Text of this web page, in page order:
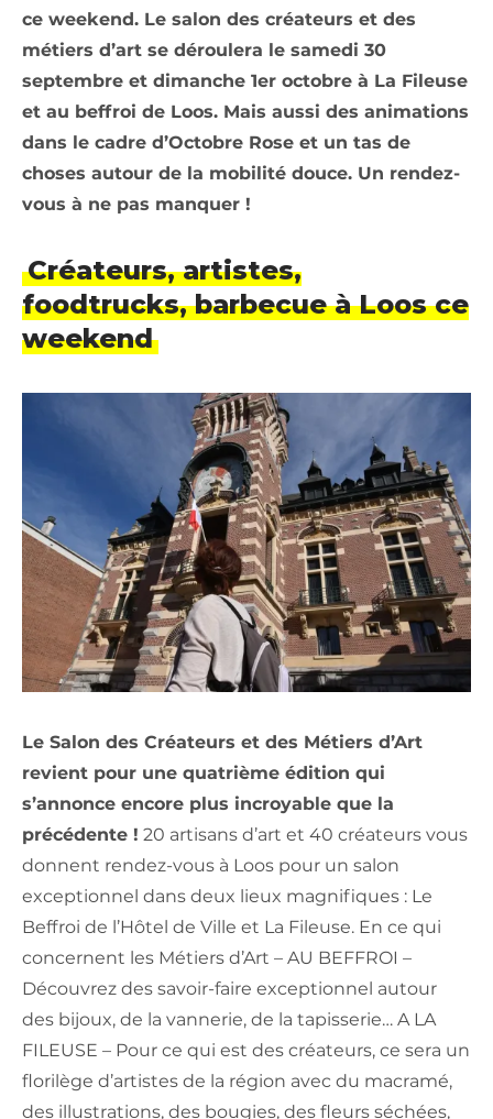
ce weekend. Le salon des créateurs et des
métiers d’art se déroulera le samedi 30
septembre et dimanche 1er octobre à La Fileuse
et au beffroi de Loos. Mais aussi des animations
dans le cadre d’Octobre Rose et un tas de
choses autour de la mobilité douce. Un rendez-
vous à ne pas manquer !
Créateurs, artistes,
foodtrucks, barbecue à Loos ce
weekend
Le Salon des Créateurs et des Métiers d’Art
revient pour une quatrième édition qui
s’annonce encore plus incroyable que la
précédente ! 20 artisans d’art et 40 créateurs vous
donnent rendez-vous à Loos pour un salon
exceptionnel dans deux lieux magnifiques : Le
Beffroi de l’Hôtel de Ville et La Fileuse. En ce qui
concernent les Métiers d’Art – AU BEFFROI –
Découvrez des savoir-faire exceptionnel autour
des bijoux, de la vannerie, de la tapisserie… A LA
FILEUSE – Pour ce qui est des créateurs, ce sera un
florilège d’artistes de la région avec du macramé,
des illustrations, des bougies, des fleurs séchées,